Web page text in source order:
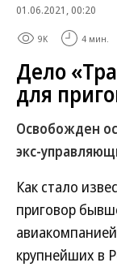
01.06.2021, 00:20
9K 4 мин.
Дело
для
Освобожден
экс-
Как стало
приговор
крупнейших в